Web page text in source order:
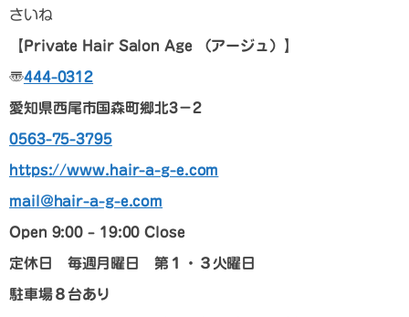
さいね
【Private Hair Salon Age （アージュ）】
〠444-0312
愛知県西尾市国森町郷北3－2
0563-75-3795
https://www.hair-a-g-e.com
mail@hair-a-g-e.com
Open 9:00 – 19:00 Close
定休日 毎週月曜日 第１・３火曜日
駐車場８台あり